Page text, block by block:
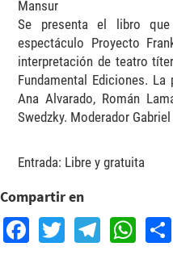
Mansur
Se presenta el libro
espectáculo Proyecto
interpretación de teatro
Fundamental Ediciones.
Ana Alvarado, Román
Swedzky. Moderador Gabriel
Entrada: Libre y gratuita
Compartir en
Facebook
Twitter